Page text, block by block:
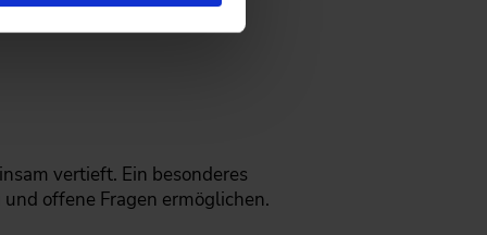
vertieft. Ein besonderes
offene Fragen ermöglichen.